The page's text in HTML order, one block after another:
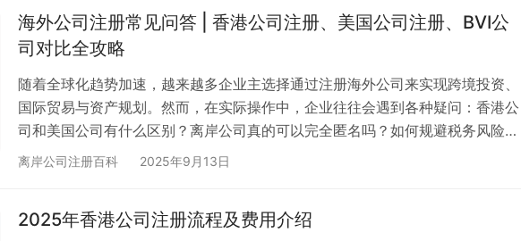
名需要分开查册，确保没有重复的名字。 ✅ 名称查册要求： 在查册过程中，建
议…
海外公司注册常见问答 | 香港公司注册、美国公司注册、BVI公
司对比全攻略
随着全球化趋势加速，越来越多企业主选择通过注册海外公司来实现跨境投资、
国际贸易与资产规划。然而，在实际操作中，企业往往会遇到各种疑问：香港公
司和美国公司有什么区别？离岸公司真的可以完全匿名吗？如何规避税务风险？
银行开户为什么这么难？本篇文章将结合香港公司、美国公司、BVI公司等常见
么区别？ 建议：如果只是测试市场，可以设立办事处；若需实质性业务，建议
离岸公司注册百科 2025年9月13日
2025年香港公司注册流程及费用介绍